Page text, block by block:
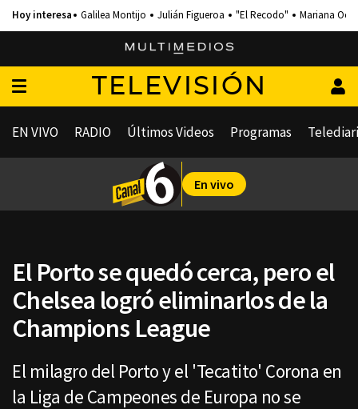
Galilea Montijo Julián Figueroa "El Recodo" Mariana
TELEVISIÓN
EN VIVO RADIO Últimos Videos Programas
En vivo
El Porto se quedó cerca, pero el
Chelsea logró eliminarlos de la
Champions League
El milagro del Porto y el 'Tecatito' Corona en
la Liga de Campeones de Europa no se